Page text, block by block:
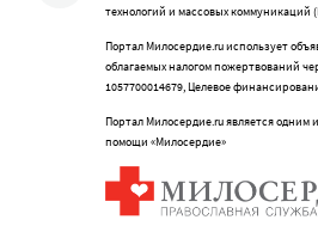
технологий и массовых коммуникаций
Портал Милосердие.ru использует
облагаемых налогом пожертвований
1057700014679, Целевое
Портал Милосердие.ru является одним
помощи «Милосердие»